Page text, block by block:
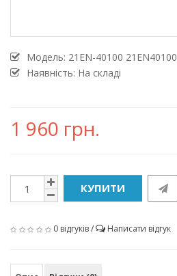
Модель: 21EN-40100 21EN40100
Наявність: На складі
1 960 грн.
КУПИТИ
0 відгуків/ Написати відгук